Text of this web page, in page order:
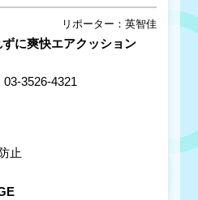
リポーター：英智佳
に爽快エアクッション
3526-4321
止